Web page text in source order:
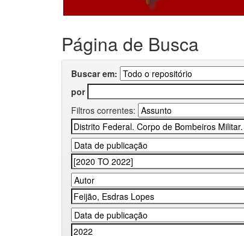
Página de Busca
Buscar em:
por
Filtros correntes: